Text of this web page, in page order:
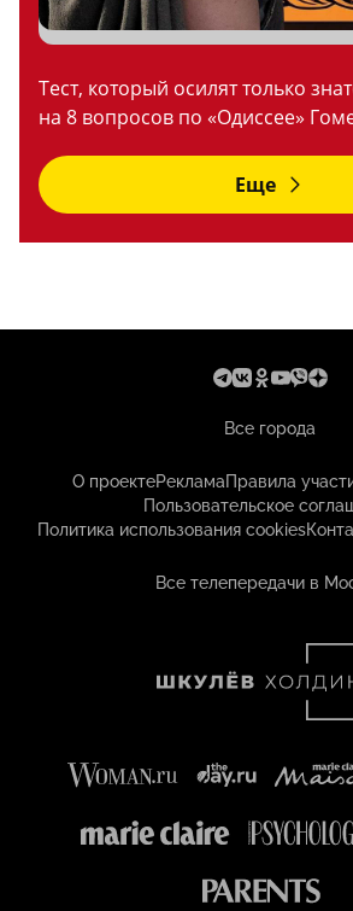
Тест, который осилят только
на 8 вопросов по «Одиссее»
Еще
Все города
О проектеРекламаПравила
Пользовательское
Политика использования cookies
Все телепередачи в